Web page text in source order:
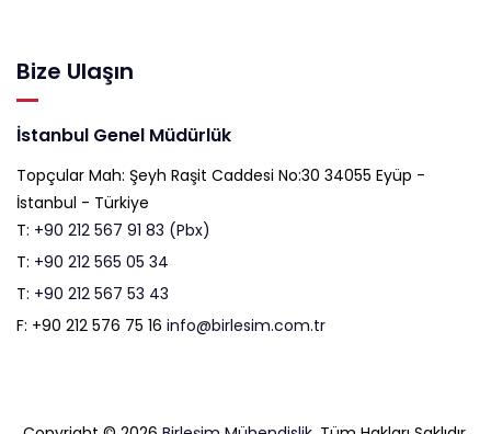
Bize Ulaşın
İstanbul Genel Müdürlük
Topçular Mah: Şeyh Raşit Caddesi No:30 34055 Eyüp -
İstanbul - Türkiye
T: +90 212 567 91 83 (Pbx)
T: +90 212 565 05 34
T: +90 212 567 53 43
F: +90 212 576 75 16 info@birlesim.com.tr